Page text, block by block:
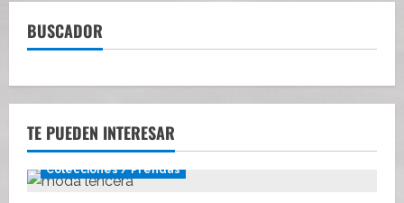
BUSCADOR
TE PUEDEN INTERESAR
Colecciones / Prendas